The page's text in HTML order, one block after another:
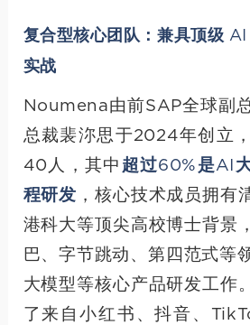
复合型核心团队：兼具顶级
实战
Noumena由前SAP全球副
总裁裴沵思于2024年创立
40人，其中 超过60%是AI
程研发 ，核心技术成员拥有
港科大等顶尖高校博士背景
巴、字节跳动、第四范式等
大模型等核心产品研发工作
了来自小红书、抖音、